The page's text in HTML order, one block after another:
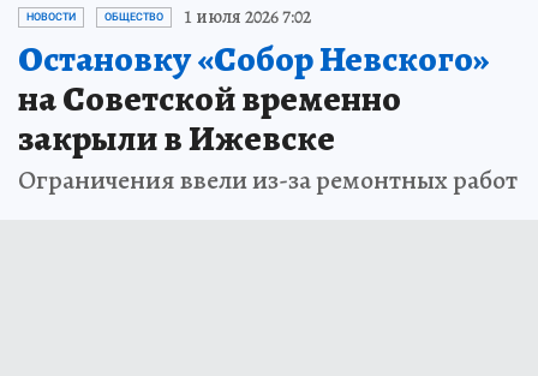
НОВОСТИ ОБЩЕСТВО 1 июля 2026 7:02
Остановку «Собор Невского»
на Советской временно
закрыли в Ижевске
Ограничения ввели из-за ремонтных работ